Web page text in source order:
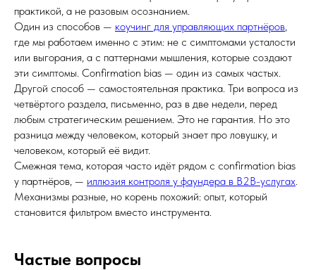
практикой, а не разовым осознанием.
Один из способов — коучинг для управляющих партнёров,
где мы работаем именно с этим: не с симптомами усталости
или выгорания, а с паттернами мышления, которые создают
эти симптомы. Confirmation bias — один из самых частых.
Другой способ — самостоятельная практика. Три вопроса из
четвёртого раздела, письменно, раз в две недели, перед
любым стратегическим решением. Это не гарантия. Но это
разница между человеком, который знает про ловушку, и
человеком, который её видит.
Смежная тема, которая часто идёт рядом с confirmation bias
у партнёров, — иллюзия контроля у фаундера в B2B-услугах.
Механизмы разные, но корень похожий: опыт, который
становится фильтром вместо инструмента.
Частые вопросы